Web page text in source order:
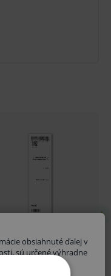
obsiahnuté ďalej v
sú určené výhradne